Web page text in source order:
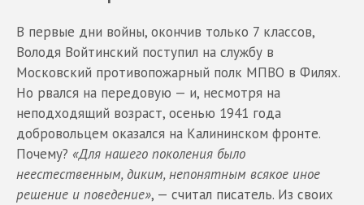
В первые дни войны, окончив только 7 классов,
Володя Войтинский поступил на службу в
Московский противопожарный полк МПВО в Филях.
Но рвался на передовую — и, несмотря на
неподходящий возраст, осенью 1941 года
добровольцем оказался на Калининском фронте.
Почему? «Для нашего поколения было
неестественным, диким, непонятным всякое иное
решение и поведение», — считал писатель. Из своих